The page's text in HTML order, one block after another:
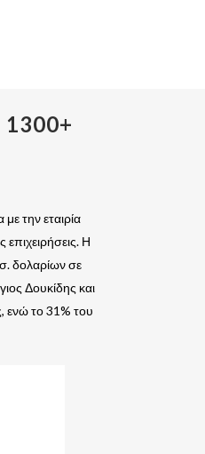
την εταιρία
Η
δολαρίων σε
Δουκίδης και
ενώ το 31% του